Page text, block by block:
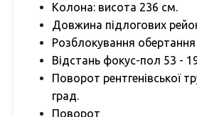
Колона: висота 236 см.
Довжина підлогових
Розблокування
Відстань фокус-пол 53 -
Поворот рентгенівської
град.
Поворот